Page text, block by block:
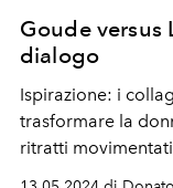
Goude versus
dialogo
Ispirazione: i
trasformare la
ritratti